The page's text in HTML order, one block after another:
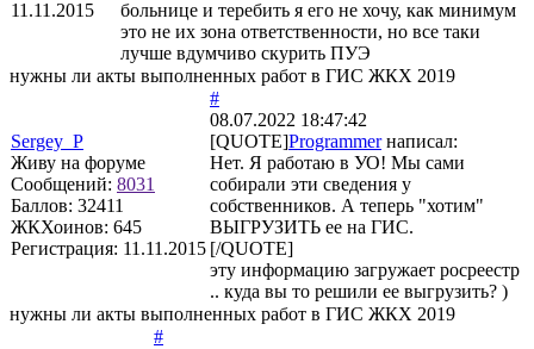
11.11.2015
больнице и теребить я его не хочу, как минимум
это не их зона ответственности, но все таки
лучше вдумчиво скурить ПУЭ
нужны ли акты выполненных работ в ГИС ЖКХ 2019
Sergey_P
Живу на форуме
Сообщений: 8031
Баллов: 32411
ЖКХоинов: 645
Регистрация: 11.11.2015
#
08.07.2022 18:47:42
[QUOTE]Programmerнаписал:
Нет. Я работаю в УО! Мы сами
собирали эти сведения у
собственников. А теперь "хотим"
ВЫГРУЗИТЬ ее на ГИС.
[/QUOTE]
эту информацию загружает росреестр
.. куда вы то решили ее выгрузить? )
нужны ли акты выполненных работ в ГИС ЖКХ 2019
#